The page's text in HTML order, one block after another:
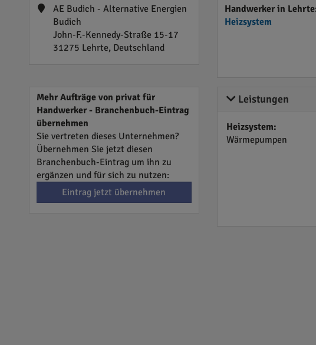
AE Budich - Alternative Energien
Budich
John-F.-Kennedy-Straße 15-17
31275 Lehrte, Deutschland
Handwerker in
Heizsystem
Mehr Aufträge von privat für
Handwerker - Branchenbuch-Eintrag
übernehmen
Sie vertreten dieses Unternehmen?
Übernehmen Sie jetzt diesen
Branchenbuch-Eintrag um ihn zu
ergänzen und für sich zu nutzen:
Eintrag jetzt übernehmen
Leistungen
Heizsystem:
Wärmepumpen